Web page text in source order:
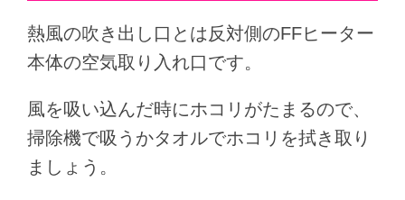
熱風の吹き出し口とは反対側のFFヒーター
本体の空気取り入れ口です。
風を吸い込んだ時にホコリがたまるので、
掃除機で吸うかタオルでホコリを拭き取り
ましょう。